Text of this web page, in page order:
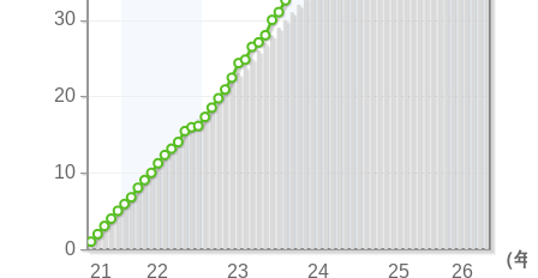
21 22 23 24 25 26
0
10
20
30
（